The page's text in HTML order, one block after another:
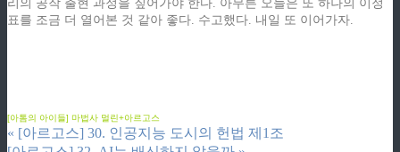
리의 공작 출현 과정을 짚어가야 한다. 아무튼 오늘은 또 하나의 이정
표를 조금 더 열어본 것 같아 좋다. 수고했다. 내일 또 이어가자.
[아톰의 아이들] 마법사 멀린+아르고스
« [아르고스] 30. 인공지능 도시의 헌법 제1조